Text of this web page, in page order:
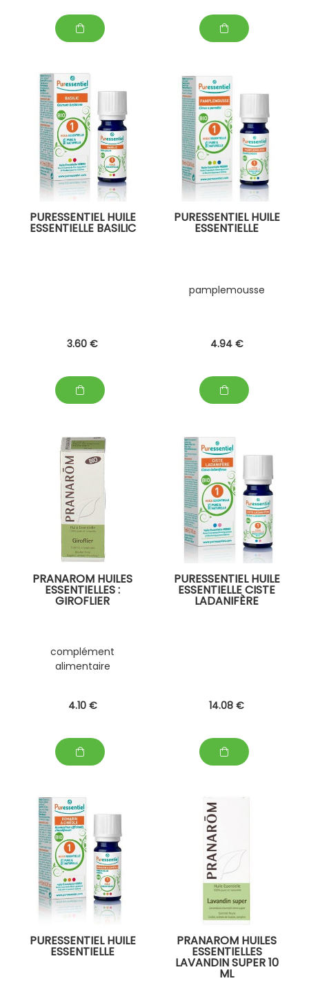
PURESSENTIEL HUILE
ESSENTIELLE BASILIC
3.60 €
PURESSENTIEL HUILE
ESSENTIELLE
pamplemousse
4.94 €
PRANAROM HUILES
ESSENTIELLES :
GIROFLIER
complément
alimentaire
4.10 €
PURESSENTIEL HUILE
ESSENTIELLE CISTE
LADANIFÈRE
14.08 €
PURESSENTIEL HUILE
ESSENTIELLE
PRANAROM HUILES
ESSENTIELLES
LAVANDIN SUPER 10
ML